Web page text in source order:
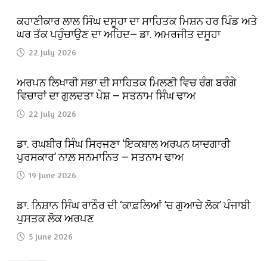
ਕਹਾਣੀਕਾਰ ਲਾਲ ਸਿੰਘ ਦਸੂਹਾ ਦਾ ਸਾਹਿਤਕ ਮਿਸ਼ਨ ਹਰ ਪਿੰਡ ਅਤੇ
ਘਰ ਤੱਕ ਪਹੁੰਚਾਉਣ ਦਾ ਅਹਿਦ— ਡਾ. ਅਮਰਜੀਤ ਦਸੂਹਾ
22 July 2026
ਅਰਪਨ ਲਿਖਾਰੀ ਸਭਾ ਦੀ ਸਾਹਿਤਕ ਮਿਲਣੀ ਵਿਚ ਰੰਗ ਬਰੰਗੇ
ਵਿਚਾਰਾਂ ਦਾ ਗੁਲਦਤਾ ਪੇਸ਼ — ਸਤਨਾਮ ਸਿੰਘ ਢਾਅ
22 July 2026
ਡਾ. ਰਘਬੀਰ ਸਿੰਘ ਸਿਰਜਣਾ ‘ਇਕਬਾਲ ਅਰਪਨ ਯਾਦਗਾਰੀ
ਪੁਰਸਕਾਰ’ ਨਾਲ਼ ਸਨਮਾਨਿਤ — ਸਤਨਾਮ ਢਾਅ
19 June 2026
ਡਾ. ਨਿਸ਼ਾਨ ਸਿੰਘ ਰਾਠੌਰ ਦੀ ‘ਕਾਫ਼ਲਿਆਂ ’ਚ ਗੁਆਚੇ ਲੋਕ’ ਪੰਜਾਬੀ
ਪੁਸਤਕ ਲੋਕ ਅਰਪਣ
5 June 2026